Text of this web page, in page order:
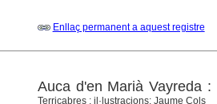
Enllaç permanent a aquest registre
Auca d'en Marià Vayreda
Terricabres ; il·lustracions: Jaume Cols